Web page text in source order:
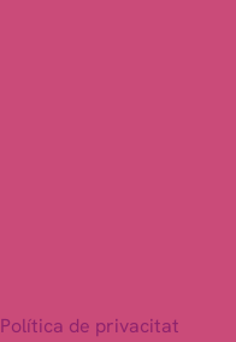
Política de privacitat